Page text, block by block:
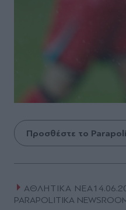
Προσθέστε το
ΑΘΛΗΤΙΚΑ ΝΕΑ
PARAPOLITIKA